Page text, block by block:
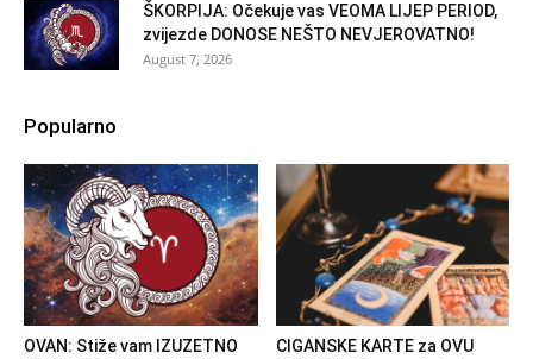
ŠKORPIJA: Očekuje vas VEOMA LIJEP PERIOD,
zvijezde DONOSE NEŠTO NEVJEROVATNO!
August 7, 2026
Popularno
OVAN: Stiže vam IZUZETNO
CIGANSKE KARTE za OVU